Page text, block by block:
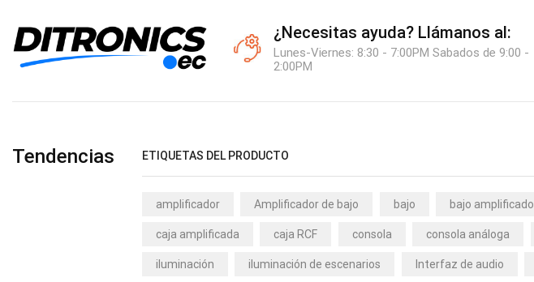
¿Necesitas ayuda? Llámanos al:
Lunes-Viernes: 8:30 - 7:00PM Sabados de 9:00 -
2:00PM
Tendencias ETIQUETAS DEL PRODUCTO
amplificador Amplificador de bajo bajo bajo amplificado
caja amplificada caja RCF consola consola análoga
iluminación iluminación de escenarios Interfaz de audio